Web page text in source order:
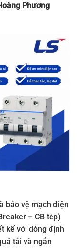
Phương
bảo vệ mạch điện
– CB tép)
kế với dòng định
tải và ngắn